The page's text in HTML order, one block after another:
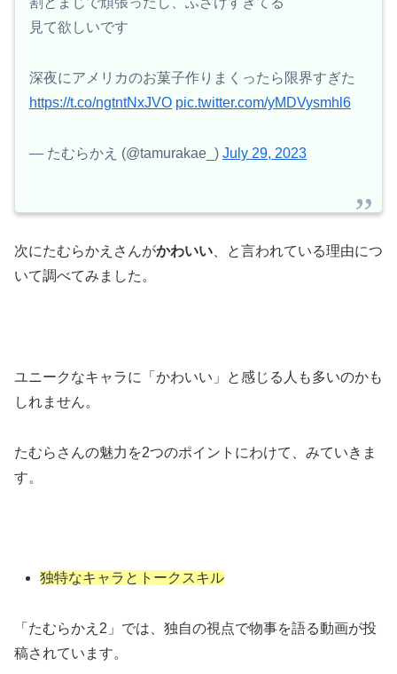
見て欲しいです
深夜にアメリカのお菓子作りまくったら限界すぎた
https://t.co/ngtntNxJVO pic.twitter.com/yMDVysmhl6
— たむらかえ (@tamurakae_) July 29, 2023
次にたむらかえさんがかわいい 、と言われている理由につ
いて調べてみました。
ユニークなキャラに「かわいい」と感じる人も多いのかも
しれません。
たむらさんの魅力を2つのポイントにわけて、みていきま
す。
独特なキャラとトークスキル
「たむらかえ2」では、独自の視点で物事を語る動画が投
稿されています。